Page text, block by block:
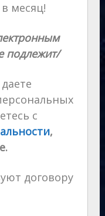
месяц!
подлежит/
с
,
договору